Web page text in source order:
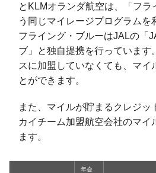
とKLMオランダ航空は、「フラ
う同じマイレージプログラムを
フライング・ブルーはJALの「
ブ」と独自提携を行っています
スに加盟していなくても、マイ
とができます。
また、マイルが貯まるクレジッ
カイチーム加盟航空会社のマイ
ます。
年会